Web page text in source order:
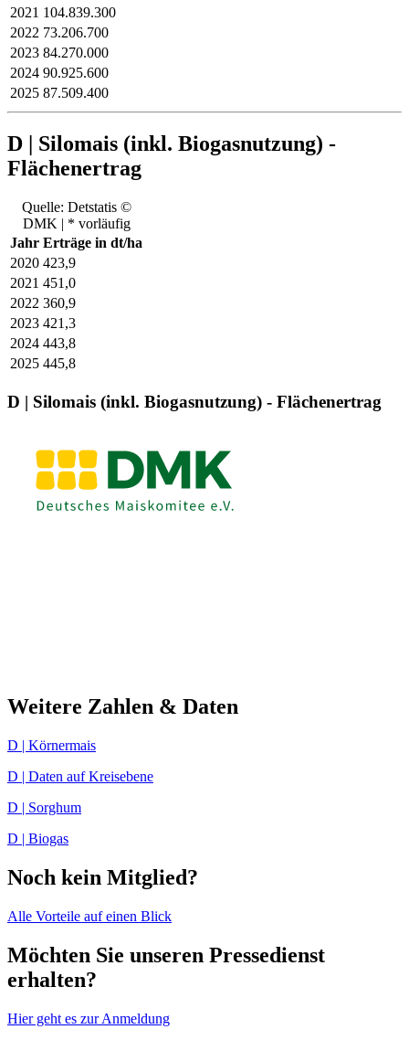
2021 104.839.300
2022 73.206.700
2023 84.270.000
2024 90.925.600
2025 87.509.400
D | Silomais (inkl. Biogasnutzung) -
Flächenertrag
Quelle: Detstatis ©
DMK | * vorläufig
Jahr Erträge in dt/ha
2020 423,9
2021 451,0
2022 360,9
2023 421,3
2024 443,8
2025 445,8
D | Silomais (inkl. Biogasnutzung) - Flächenertrag
Weitere Zahlen & Daten
D | Körnermais
D | Daten auf Kreisebene
D | Sorghum
D | Biogas
Noch kein Mitglied?
Alle Vorteile auf einen Blick
Möchten Sie unseren Pressedienst
erhalten?
Hier geht es zur Anmeldung